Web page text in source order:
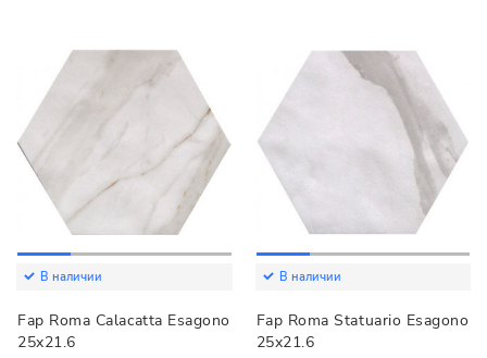
В наличии
Fap Roma Calacatta Esagono
25x21.6
В наличии
Fap Roma Statuario Esagono
25x21.6